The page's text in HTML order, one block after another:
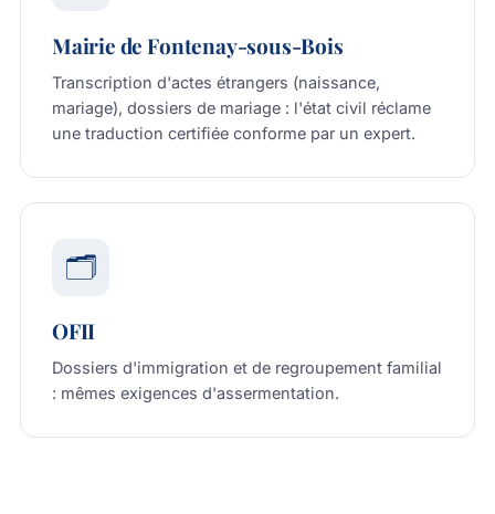
Mairie de Fontenay-sous-Bois
Transcription d'actes étrangers (naissance,
mariage), dossiers de mariage : l'état civil réclame
une traduction certifiée conforme par un expert.
🗂️
OFII
Dossiers d'immigration et de regroupement familial
: mêmes exigences d'assermentation.